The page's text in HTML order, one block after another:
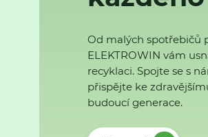
Od malých spotřebičů
ELEKTROWIN vám
recyklaci. Spojte se s
přispějte ke
budoucí generace.